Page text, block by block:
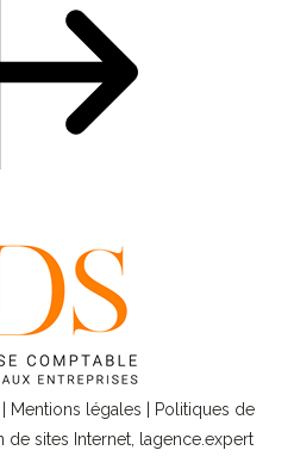
Mentions légales
Politiques de
de sites Internet, lagence.expert